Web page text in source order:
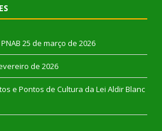
25 de março de 2026
de 2026
e Pontos de Cultura da Lei Aldir Blanc